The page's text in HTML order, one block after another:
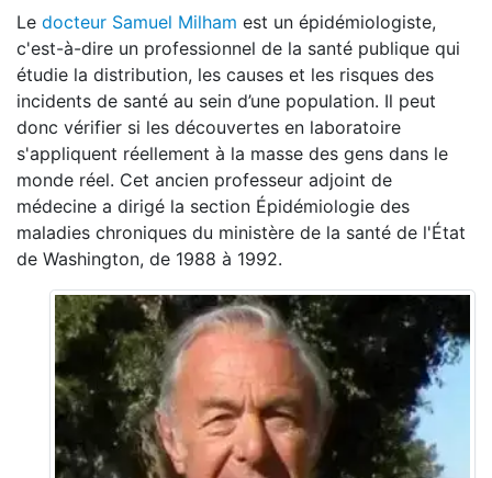
Le docteur Samuel Milham est un épidémiologiste,
c'est-à-dire un professionnel de la santé publique qui
étudie la distribution, les causes et les risques des
incidents de santé au sein d’une population. Il peut
donc vérifier si les découvertes en laboratoire
s'appliquent réellement à la masse des gens dans le
monde réel. Cet ancien professeur adjoint de
médecine a dirigé la section Épidémiologie des
maladies chroniques du ministère de la santé de l'État
de Washington, de 1988 à 1992.